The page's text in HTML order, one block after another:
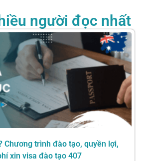
người đọc nhất
Chương trình đào tạo, quyền lợi,
xin visa đào tạo 407